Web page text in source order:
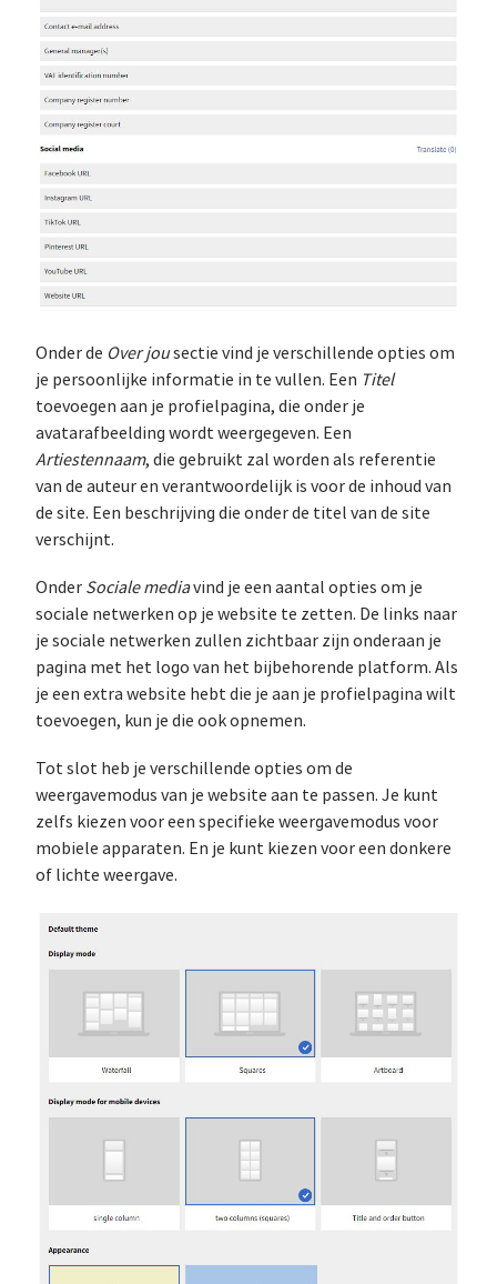
Onder de Over jousectie vind je verschillende opties om
je persoonlijke informatie in te vullen. Een Titel
toevoegen aan je profielpagina, die onder je
avatarafbeelding wordt weergegeven. Een
Artiestennaam, die gebruikt zal worden als referentie
van de auteur en verantwoordelijk is voor de inhoud van
de site. Een beschrijving die onder de titel van de site
verschijnt.
Onder Sociale mediavind je een aantal opties om je
sociale netwerken op je website te zetten. De links naar
je sociale netwerken zullen zichtbaar zijn onderaan je
pagina met het logo van het bijbehorende platform. Als
je een extra website hebt die je aan je profielpagina wilt
toevoegen, kun je die ook opnemen.
Tot slot heb je verschillende opties om de
weergavemodus van je website aan te passen. Je kunt
zelfs kiezen voor een specifieke weergavemodus voor
mobiele apparaten. En je kunt kiezen voor een donkere
of lichte weergave.